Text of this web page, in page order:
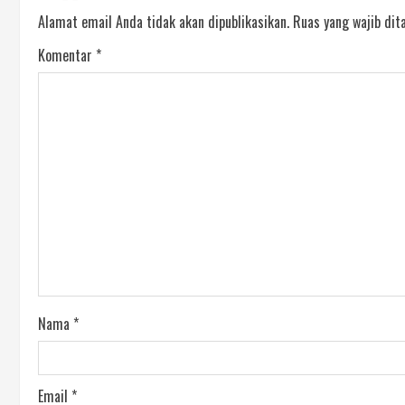
Alamat email Anda tidak akan dipublikasikan. Ruas yang wajib
Komentar *
Nama *
Email *